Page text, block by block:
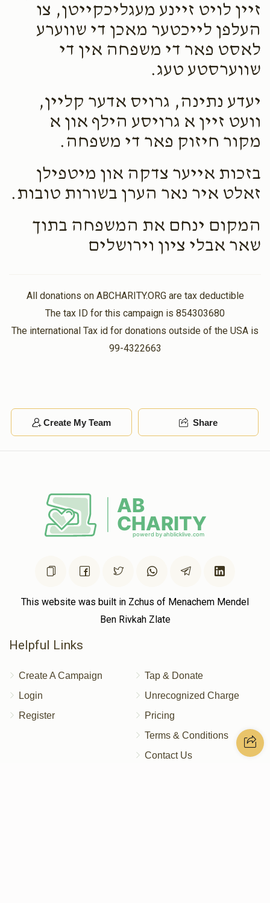
זיין לויט זיינע מעגליכקייטן, צו
העלפן לייכטער מאכן די שווערע
לאסט פאר די משפחה אין די
שווערסטע טעג.
יעדע נתינה, גרויס אדער קליין,
וועט זיין א גרויסע הילף און א
מקור חיזוק פאר די משפחה.
בזכות אייער צדקה און מיטפילן
זאלט איר נאר הערן בשורות טובות.
המקום ינחם את המשפחה בתוך
שאר אבלי ציון וירושלים
All donations on ABCHARITY.ORG are tax deductible
The tax ID for this campaign is 854303680
The international Tax id for donations outside of the USA is
99-4322663
Create My Team Share
This website was built in Zchus of Menachem Mendel
Ben Rivkah Zlate
Helpful Links
Create A Campaign
Login
Register
Tap & Donate
Unrecognized Charge
Pricing
Terms & Conditions
Contact Us